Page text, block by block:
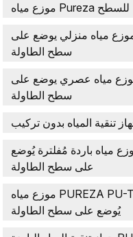
موزع مياه Pureza للسطح
مياه منزلي يوضع على
سطح الطاولة
مياه عصري يوضع على
سطح الطاولة
تنقية المياه بدون تركيب
مياه باردة مُفلترة يُوضع
على سطح الطاولة
موزع مياه PUREZA PU-T02
يُوضع على سطح الطاولة